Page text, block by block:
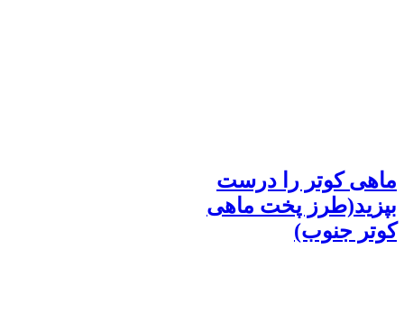
ماهی کوتر را درست
بپزید(طرز پخت ماهی
کوتر جنوب)